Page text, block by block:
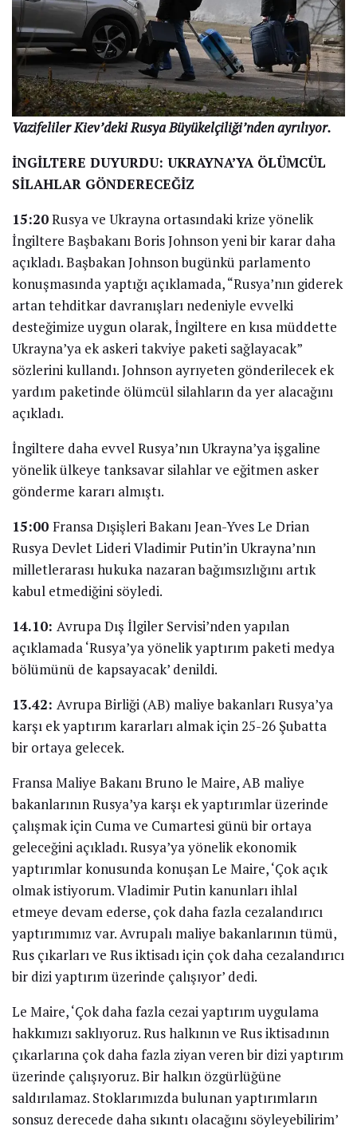
Vazifeliler Kiev’deki Rusya Büyükelçiliği’nden ayrılıyor.
İNGİLTERE DUYURDU: UKRAYNA’YA ÖLÜMCÜL
SİLAHLAR GÖNDERECEĞİZ
15:20Rusya ve Ukrayna ortasındaki krize yönelik
İngiltere Başbakanı Boris Johnson yeni bir karar daha
açıkladı. Başbakan Johnson bugünkü parlamento
konuşmasında yaptığı açıklamada, “Rusya’nın giderek
artan tehditkar davranışları nedeniyle evvelki
desteğimize uygun olarak, İngiltere en kısa müddette
Ukrayna’ya ek askeri takviye paketi sağlayacak”
sözlerini kullandı. Johnson ayrıyeten gönderilecek ek
yardım paketinde ölümcül silahların da yer alacağını
açıkladı.
İngiltere daha evvel Rusya’nın Ukrayna’ya işgaline
yönelik ülkeye tanksavar silahlar ve eğitmen asker
gönderme kararı almıştı.
15:00 Fransa Dışişleri Bakanı Jean-Yves Le Drian
Rusya Devlet Lideri Vladimir Putin’in Ukrayna’nın
milletlerarası hukuka nazaran bağımsızlığını artık
kabul etmediğini söyledi.
14.10: Avrupa Dış İlgiler Servisi’nden yapılan
açıklamada ‘Rusya’ya yönelik yaptırım paketi medya
bölümünü de kapsayacak’ denildi.
13.42: Avrupa Birliği (AB) maliye bakanları Rusya’ya
karşı ek yaptırım kararları almak için 25-26 Şubatta
bir ortaya gelecek.
Fransa Maliye Bakanı Bruno le Maire, AB maliye
bakanlarının Rusya’ya karşı ek yaptırımlar üzerinde
çalışmak için Cuma ve Cumartesi günü bir ortaya
geleceğini açıkladı. Rusya’ya yönelik ekonomik
yaptırımlar konusunda konuşan Le Maire, ‘Çok açık
olmak istiyorum. Vladimir Putin kanunları ihlal
etmeye devam ederse, çok daha fazla cezalandırıcı
yaptırımımız var. Avrupalı maliye bakanlarının tümü,
Rus çıkarları ve Rus iktisadı için çok daha cezalandırıcı
bir dizi yaptırım üzerinde çalışıyor’ dedi.
Le Maire, ‘Çok daha fazla cezai yaptırım uygulama
hakkımızı saklıyoruz. Rus halkının ve Rus iktisadının
çıkarlarına çok daha fazla ziyan veren bir dizi yaptırım
üzerinde çalışıyoruz. Bir halkın özgürlüğüne
saldırılamaz. Stoklarımızda bulunan yaptırımların
sonsuz derecede daha sıkıntı olacağını söyleyebilirim’